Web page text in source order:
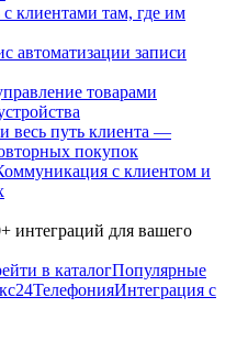
клиентами там, где им
автоматизации записи
товарами
весь путь клиента —
покупок
с клиентом и
интеграций для вашего
в каталогПопулярные
ТелефонияИнтеграция с